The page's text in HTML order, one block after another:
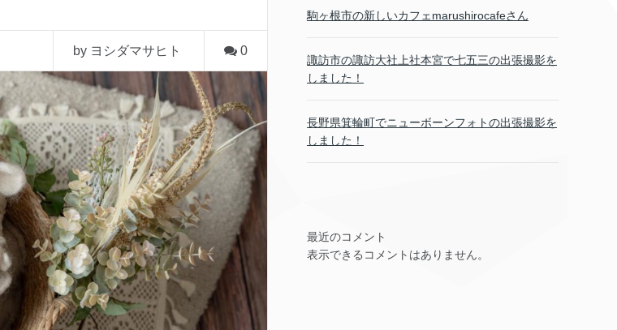
by ヨシダマサヒト 0
駒ヶ根市の新しいカフェmarushirocafeさん
諏訪市の諏訪大社上社本宮で七五三の出張撮影を
しました！
長野県箕輪町でニューボーンフォトの出張撮影を
しました！
最近のコメント
表示できるコメントはありません。